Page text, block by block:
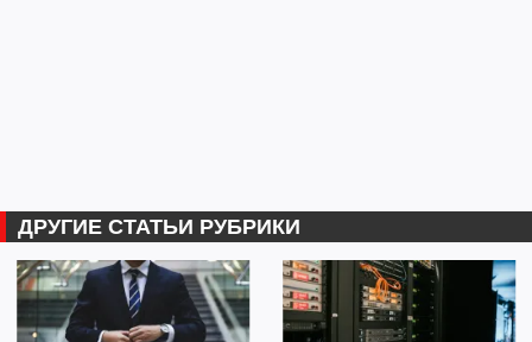
ДРУГИЕ СТАТЬИ РУБРИКИ